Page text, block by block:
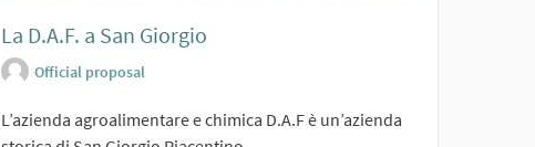
La D.A.F. a San Giorgio
Official proposal
L’azienda agroalimentare e chimica D.A.F è un’azienda